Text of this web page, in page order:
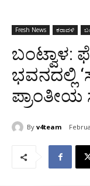
Fresh News ಕರಾವಳಿ
ಬಂಟ್ವಾಳ:
ಭವನದಲ್ಲಿ
ಪ್ರಾಂತೀಯ
By v4team